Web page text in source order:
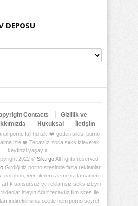
DEPOSU
Contacts
Gizlilik ve
Hukuksal İletişim
porno full hd izle ❤️ götten sikiş, porno
izle ❤️ Tecavüz zorla seks izleyerek
keyfinizi yaşayın.
2022 © SiktirgoAll rights reserved.
Girdiğiniz porno sitesinde fazla reklamlar
pornhub, xxx filmleri izlemeniz tamamen
artık sansürsüz ve reklamsız seks izleyin
videolar izleyin Adult tecavüz film sitesi ile
indirebilirsiniz özetle hem porno seyret